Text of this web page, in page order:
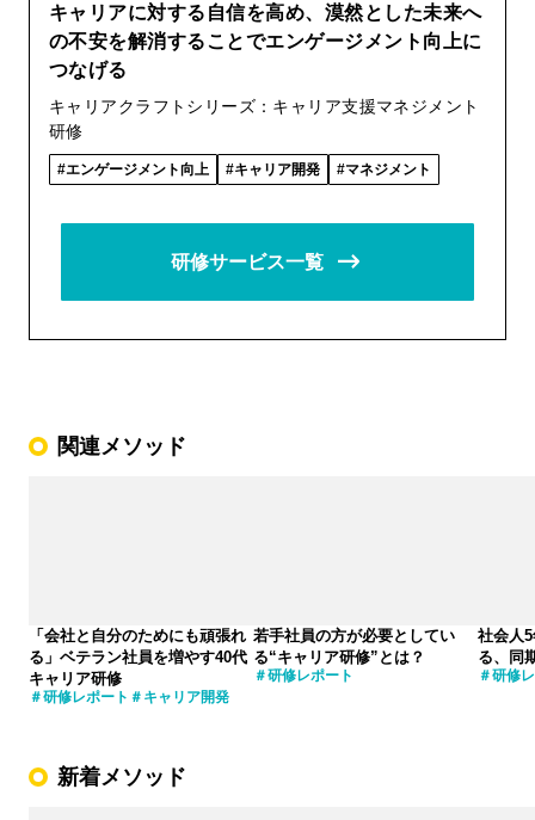
キャリアに対する自信を高め、漠然とした未来へ
の不安を解消することでエンゲージメント向上に
つなげる
キャリアクラフトシリーズ：キャリア支援マネジメント
研修
エンゲージメント向上 キャリア開発 マネジメント
研修サービス一覧
関連メソッド
「会社と自分のためにも頑張れ
る」ベテラン社員を増やす40代
キャリア研修
研修レポート キャリア開発
若手社員の方が必要としてい
る“キャリア研修”とは？
研修レポート
社会人
る、同
研修
新着メソッド